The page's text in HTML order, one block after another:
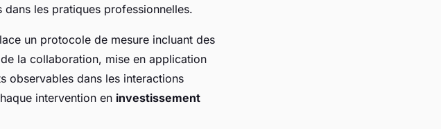
les pratiques professionnelles.
un protocole de mesure incluant des
la collaboration, mise en application
observables dans les interactions
intervention en investissement